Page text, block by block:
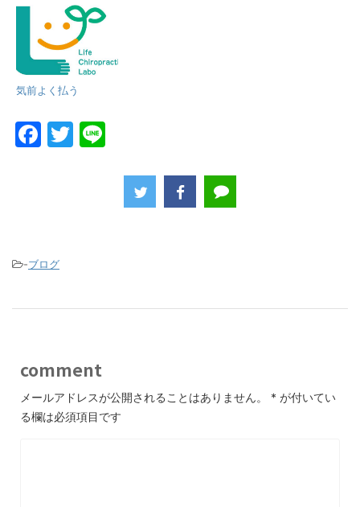
気前よく払う
F
o
k
T
-ブログ
comment
メールアドレスが公開されることはありません。 * が付いてい
る欄は必須項目です